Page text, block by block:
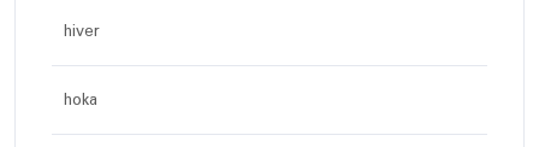
hiver
hoka